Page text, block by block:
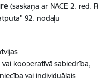
(saskaņā ar NACE 2. red. R
92. nodaļu
vai kooperatīvā sabiedrība,
vai individuālais